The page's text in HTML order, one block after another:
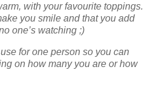
with your favourite toppings.
you smile and that you add
one’s watching ;)
for one person so you can
on how many you are or how